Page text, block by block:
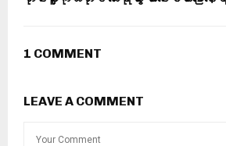
1 COMMENT
LEAVE A COMMENT